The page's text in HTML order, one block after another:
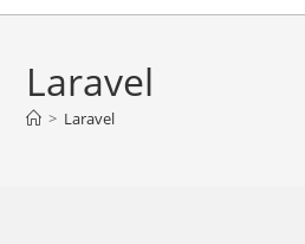
Laravel
> Laravel